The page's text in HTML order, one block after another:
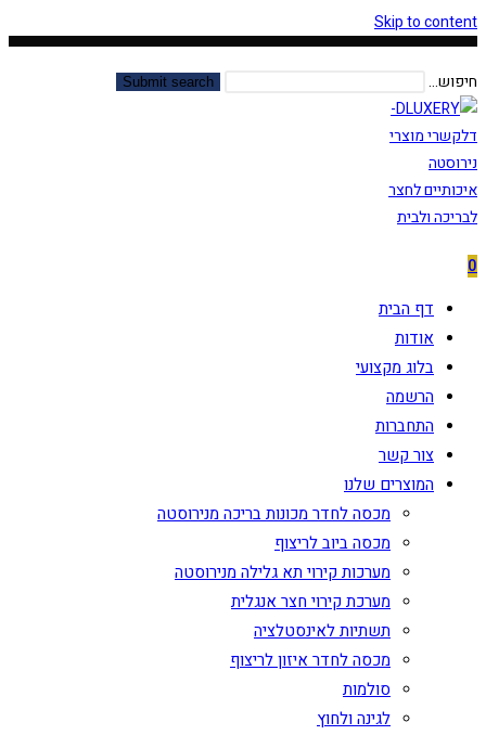
Skip to content
חיפוש... Submit search
0
דף הבית
אודות
בלוג מקצועי
הרשמה
התחברות
צור קשר
המוצרים שלנו
מכסה לחדר מכונות בריכה מנירוסטה
מכסה ביוב לריצוף
מערכות קירוי תא גלילה מנירוסטה
מערכת קירוי חצר אנגלית
תשתיות לאינסטלציה
מכסה לחדר איזון לריצוף
סולמות​
לגינה ולחוץ